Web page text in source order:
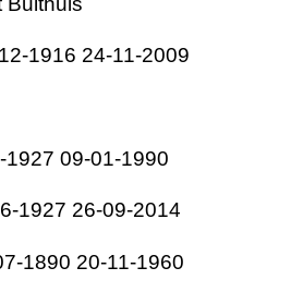
1916 24-11-2009
09-01-1990
1927 26-09-2014
1890 20-11-1960